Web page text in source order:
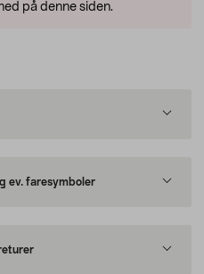
på denne siden.
ev. faresymboler